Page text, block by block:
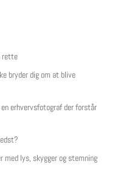
rette
bryder dig om at blive
erhvervsfotograf der forstår
lys, skygger og stemning